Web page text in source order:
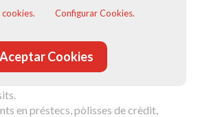
preferents des de només el 0,50%.
en préstecs, pòlisses de crèdit,
Configurar Cookies.
Aceptar Cookies